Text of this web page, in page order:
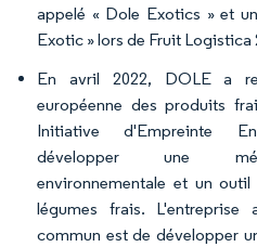
appelé « Dole Exotics » et
Exotic » lors de Fruit Logistica
En avril 2022, DOLE a
européenne des produits
Initiative d'Empreinte
développer une
environnementale et un
légumes frais.
commun est de développer